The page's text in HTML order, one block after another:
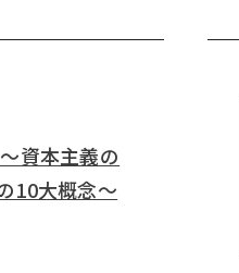
資本主義の
10大概念～